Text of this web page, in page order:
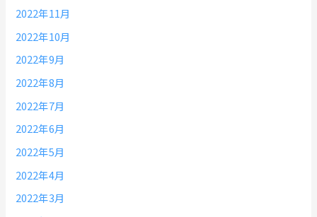
2022年11月
2022年10月
2022年9月
2022年8月
2022年7月
2022年6月
2022年5月
2022年4月
2022年3月